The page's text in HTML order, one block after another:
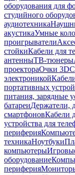
оборудования для
студийного
аудиотехника
акустикаУмные
проигрыватели
стойкиКабели для
антенныТВ-тюнеры
проектораОчки 3D
электроникой
портативных
питания, зарядные
батареиДержатели,
смартфоновКабели
устройства для
периферия
техникаНоутбуки
компьютеры
оборудование
периферия